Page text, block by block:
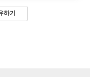
하기